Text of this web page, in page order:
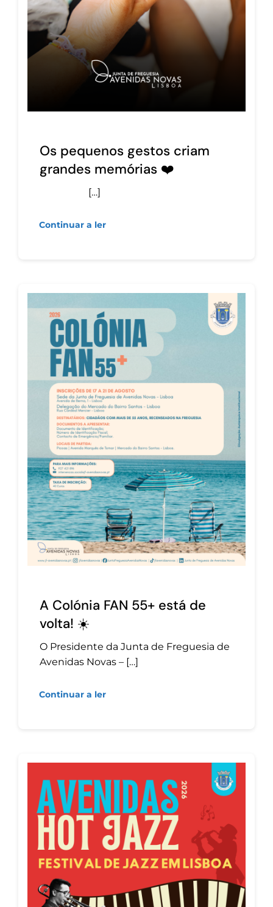
Os pequenos gestos criam
grandes memórias ❤️
[…]
Continuar a ler
A Colónia FAN 55+ está de
volta! ☀️
O Presidente da Junta de Freguesia de
Avenidas Novas – […]
Continuar a ler